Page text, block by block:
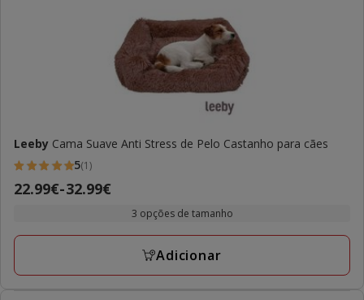
Leeby Cama Suave Anti Stress de Pelo Castanho para cães
5
estrelas
1
5(1)
Preço
a
32.99€
22.99€-32.99€
3 opções de tamanho
Adicionar